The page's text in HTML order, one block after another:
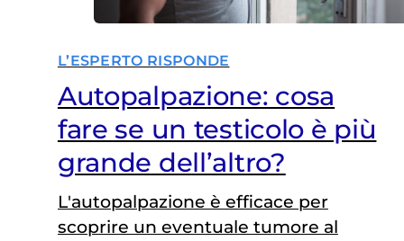
L’ESPERTO RISPONDE
Autopalpazione: cosa
fare se un testicolo è più
grande dell’altro?
L'autopalpazione è efficace per
scoprire un eventuale tumore al